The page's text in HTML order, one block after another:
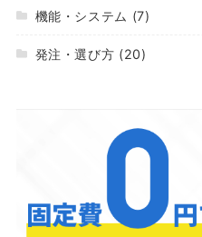
機能・システム (7)
発注・選び方 (20)